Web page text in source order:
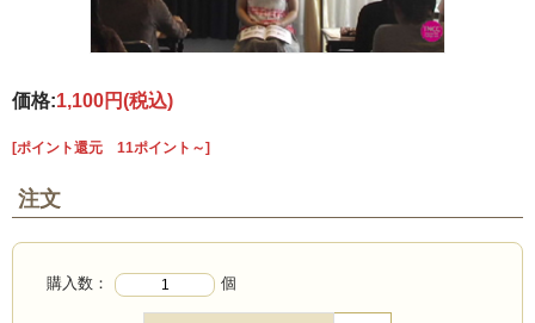
価格:1,100円(税込)
[ポイント還元 11ポイント～]
注文
購入数： 個